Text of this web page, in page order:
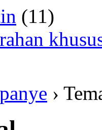
(11)
›